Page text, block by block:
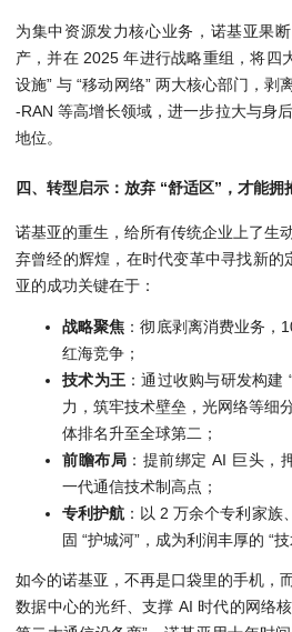
为集中资源发力核心业务，诺基亚果
产，并在 2025 年进行战略重组，将四
设施” 与 “移动网络” 两大核心部门，剥
-RAN 等高增长领域，进一步拉大与身
地位。
四、转型启示：放弃 “舒适区”，才能拥
诺基亚的重生，给所有传统企业上了生
弃曾经的辉煌，在时代变革中寻找新的
亚的成功关键在于：
战略聚焦 ：彻底剥离消费业务，
红海竞争；
技术为王 ：通过收购与研发构建
力，筑牢技术壁垒，光网络等细
体排名升至全球第二；
前瞻布局 ：提前绑定 AI 巨头，
一代通信技术制高点；
专利护航 ：以 2 万余个专利家
固 “护城河”，成为利润丰厚的 “技
如今的诺基亚，不再是口袋里的手机，
数据中心的光纤、支撑 AI 时代的网络